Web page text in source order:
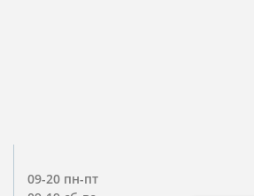
09-20 пн-пт